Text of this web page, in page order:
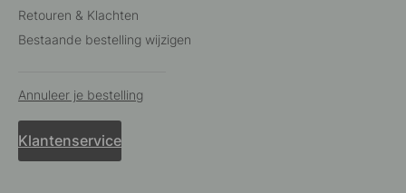
Retouren & Klachten
Bestaande bestelling wijzigen
Annuleer je bestelling
Klantenservice